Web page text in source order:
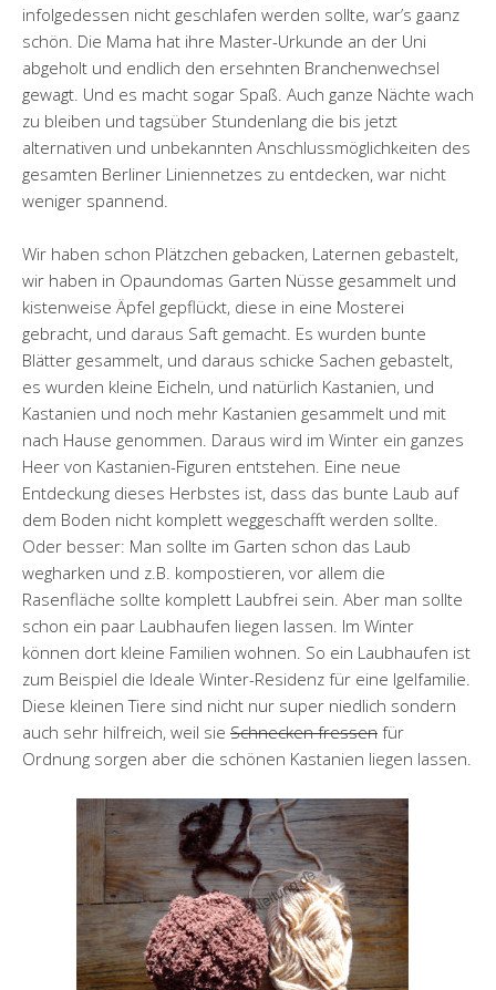
infolgedessen nicht geschlafen werden sollte, war’s gaanz
schön. Die Mama hat ihre Master-Urkunde an der Uni
abgeholt und endlich den ersehnten Branchenwechsel
gewagt. Und es macht sogar Spaß. Auch ganze Nächte wach
zu bleiben und tagsüber Stundenlang die bis jetzt
alternativen und unbekannten Anschlussmöglichkeiten des
gesamten Berliner Liniennetzes zu entdecken, war nicht
weniger spannend.
Wir haben schon Plätzchen gebacken, Laternen gebastelt,
wir haben in Opaundomas Garten Nüsse gesammelt und
kistenweise Äpfel gepflückt, diese in eine Mosterei
gebracht, und daraus Saft gemacht. Es wurden bunte
Blätter gesammelt, und daraus schicke Sachen gebastelt,
es wurden kleine Eicheln, und natürlich Kastanien, und
Kastanien und noch mehr Kastanien gesammelt und mit
nach Hause genommen. Daraus wird im Winter ein ganzes
Heer von Kastanien-Figuren entstehen. Eine neue
Entdeckung dieses Herbstes ist, dass das bunte Laub auf
dem Boden nicht komplett weggeschafft werden sollte.
Oder besser: Man sollte im Garten schon das Laub
wegharken und z.B. kompostieren, vor allem die
Rasenfläche sollte komplett Laubfrei sein. Aber man sollte
schon ein paar Laubhaufen liegen lassen. Im Winter
können dort kleine Familien wohnen. So ein Laubhaufen ist
zum Beispiel die Ideale Winter-Residenz für eine Igelfamilie.
Diese kleinen Tiere sind nicht nur super niedlich sondern
auch sehr hilfreich, weil sie Schnecken fressen für
Ordnung sorgen aber die schönen Kastanien liegen lassen.